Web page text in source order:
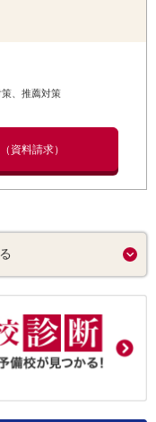
、推薦対策
（資料請求）